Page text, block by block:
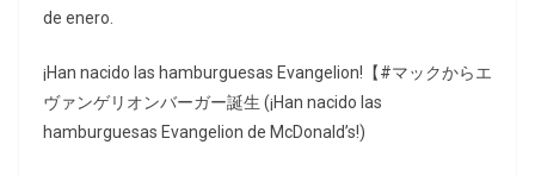
de enero.
¡Han nacido las hamburguesas Evangelion!【#マックからエ
ヴァンゲリオンバーガー誕生 (¡Han nacido las
hamburguesas Evangelion de McDonald’s!)